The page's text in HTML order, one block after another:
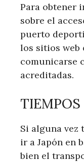
Para obtener
sobre el
puerto
los sitios web
comunicarse
acreditadas.
TIEMPOS
Si alguna vez
ir a Japón en
bien el